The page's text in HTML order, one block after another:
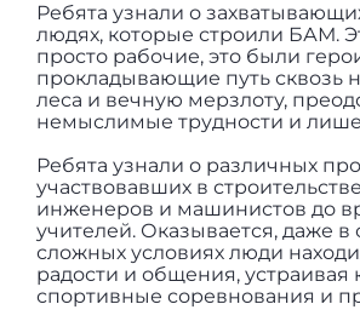
Ребята узнали о
людях, которые строили БАМ.
просто рабочие, это были
прокладывающие путь сквозь
леса и вечную мерзлоту,
немыслимые трудности и
Ребята узнали о различных
участвовавших в
инженеров и машинистов до
учителей. Оказывается, даже в
сложных условиях люди
радости и общения, устраивая
спортивные соревнования и